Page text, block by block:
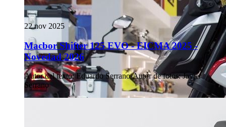
22 nov 2025
Macbor Shifter 125 EVO - EICMA 2025 -
Novedad 2026
Autor del texto: Eduardo Serrano·Autor de fotos: Javier
Serrano